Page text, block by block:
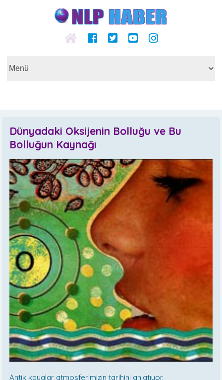
Dünyadaki Oksijenin Bolluğu ve Bu
Bolluğun Kaynağı
Antik kayalar atmosferimizin tarihini anlatıyor.